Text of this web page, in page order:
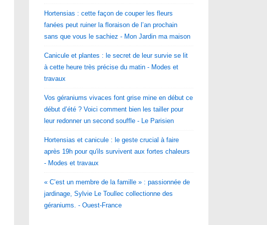
Hortensias : cette façon de couper les fleurs
fanées peut ruiner la floraison de l’an prochain
sans que vous le sachiez - Mon Jardin ma maison
Canicule et plantes : le secret de leur survie se lit
à cette heure très précise du matin - Modes et
travaux
Vos géraniums vivaces font grise mine en début ce
début d’été ? Voici comment bien les tailler pour
leur redonner un second souffle - Le Parisien
Hortensias et canicule : le geste crucial à faire
après 19h pour qu'ils survivent aux fortes chaleurs
- Modes et travaux
« C’est un membre de la famille » : passionnée de
jardinage, Sylvie Le Toullec collectionne des
géraniums. - Ouest-France